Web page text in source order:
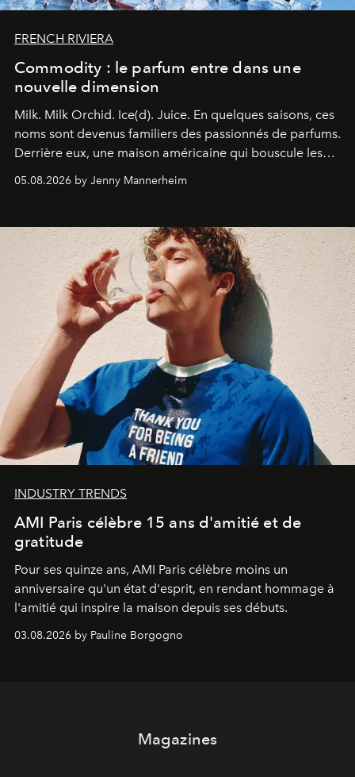
FRENCH RIVIERA
Commodity : le parfum entre dans une
nouvelle dimension
Milk. Milk Orchid. Ice(d). Juice. En quelques saisons, ces
noms sont devenus familiers des passionnés de parfums.
Derrière eux, une maison américaine qui bouscule les
codes de la parfumerie contemporaine en proposant
une approche aussi intuitive que personnelle :
05.08.2026 by Jenny Mannerheim
INDUSTRY TRENDS
AMI Paris célèbre 15 ans d'amitié et de
gratitude
Pour ses quinze ans, AMI Paris célèbre moins un
anniversaire qu'un état d'esprit, en rendant hommage à
l'amitié qui inspire la maison depuis ses débuts.
03.08.2026 by Pauline Borgogno
Magazines